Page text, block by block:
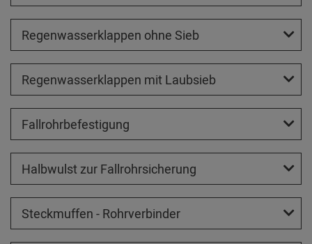
Regenwasserklappen ohne Sieb
Regenwasserklappen mit Laubsieb
Fallrohrbefestigung
Halbwulst zur Fallrohrsicherung
Steckmuffen - Rohrverbinder